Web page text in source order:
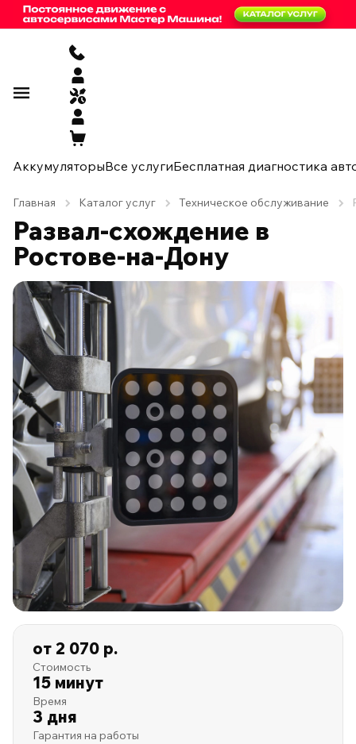
АккумуляторыВсе услугиБесплатная диагностика
Главная Каталог услуг Техническое обслуживание
Развал-схождение в
Ростове-на-Дону
от 2 070 р.
Стоимость
15 минут
Время
3 дня
Гарантия на работы